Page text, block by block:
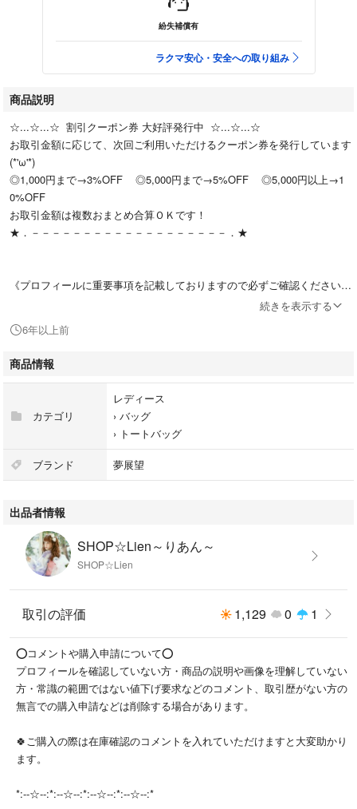
紛失補償有
ラクマ安心・安全への取り組み
商品説明
☆...☆...☆ 割引クーポン券 大好評発行中 ☆...☆...☆
お取引金額に応じて、次回ご利用いただけるクーポン券を発行しています
(*'ω'*)
◎1,000円まで→3%OFF ◎5,000円まで→5%OFF ◎5,000円以上→1
0%OFF
お取引金額は複数おまとめ合算ＯＫです！
★．－－－－－－－－－－－－－－－－－－－．★
《プロフィールに重要事項を記載しておりますので必ずご確認ください》
★商品コンディション：新品未使用
★ブランド：夢展望
★カラー：ダークブラウン(3枚目以降の画像は参考のため販売カラーと異
なります)
★実寸：横幅 上33 下38/高さ24.5/マチ14.5/持ち手高さ12/ベルト全長133
★ポケット：内側3/外側3
★管理ナンバー：524898 1wc
フロントと両サイドに付いたリボンがアクセント♪
ショルダー＆手提げで使える2wayバッグです。
生地は滑らかな質感で光沢のあるフェイクレザーを使用し本格的な仕上が
りです！
裏地にはドット生地をあしらい、可愛さをプラス☆
開閉も楽チンです♪
外ポケットが3つ、内ポケットが3つ付いており、収納が多いのがポイント
後ろポケットは深めなので、見た目以上の収納力があります。
続きを表示する
6年以上前
商品情報
カテゴリ
レディース
› バッグ
› トートバッグ
ブランド 夢展望
出品者情報
SHOP☆Lien～りあん～
SHOP☆Lien
取引の評価 1,129 0 1
⭕コメントや購入申請について⭕
プロフィールを確認していない方・商品の説明や画像を理解していない
方・常識の範囲ではない値下げ要求などのコメント、取引歴がない方の
無言での購入申請などは削除する場合があります。
🍀ご購入の際は在庫確認のコメントを入れていただけますと大変助かり
ます。
*:--☆--:*:--☆--:*:--☆--:*:--☆--:*